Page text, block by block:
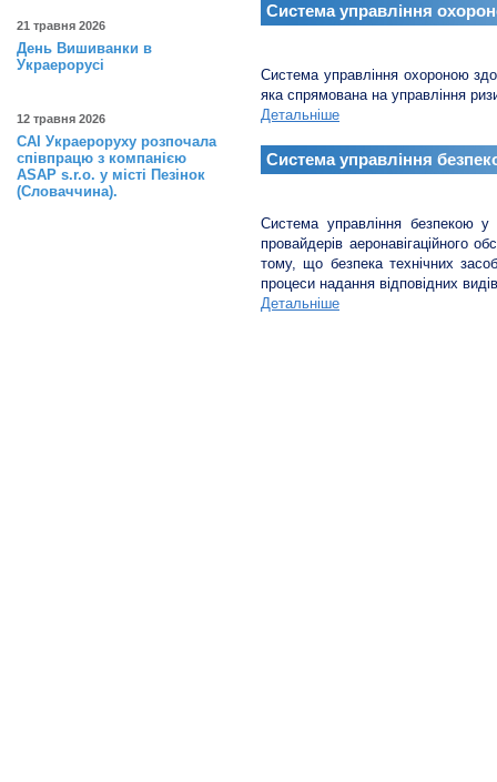
21 травня 2026
День Вишиванки в
Украерорусі
12 травня 2026
САІ Украероруху розпочала
співпрацю з компанією
ASAP s.r.o. у місті Пезінок
(Словаччина).
Система управління
Система управління охороною
яка спрямована на управління
Детальніше
Система управління
Система управління безпекою у
провайдерів аеронавігаційного
тому, що безпека технічних
процеси надання відповідних
Детальніше